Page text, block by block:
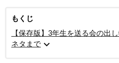
もくじ
【保存版】3年生を送る会の出
ネタまで expand_more